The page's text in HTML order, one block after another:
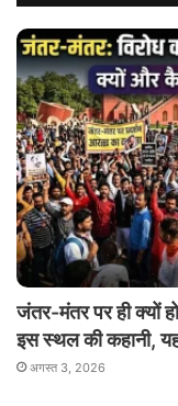
जंतर-मंतर पर ही क्यों
इस स्थल की कहानी,
अगस्त 3, 2026